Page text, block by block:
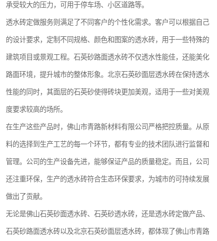
承受较大的压力，可用于停车场、小区道路等。
透水砖定做服务则满足了不同客户的个性化需求。客户可以根据自己
的设计要求，定制不同规格、颜色和图案的透水砖，用于一些特殊的
建筑项目或景观工程。石英砂路面透水砖不仅透水性能佳，还能美化
路面环境，提升城市的整体形象。北京石英砂面层透水砖在保持透水
性能的同时，其面层的石英砂使得砖块更加美观，适用于一些对美观
度要求较高的场所。
在生产这些产品时，佛山市青路新材料有限公司严格把控质量。从原
料的选择到生产工艺的每一个环节，都有专业的技术团队进行监督和
管理。公司的生产设备先进，能够保证产品的质量稳定。而且，公司
还注重环保，生产的透水砖符合生态环保要求，为城市的可持续发展
做出了贡献。
无论是佛山石英砂面透水砖、石英砂透水砖，还是透水砖定做产品、
石英砂路面透水砖以及北京石英砂面层透水砖，都体现了佛山市青路